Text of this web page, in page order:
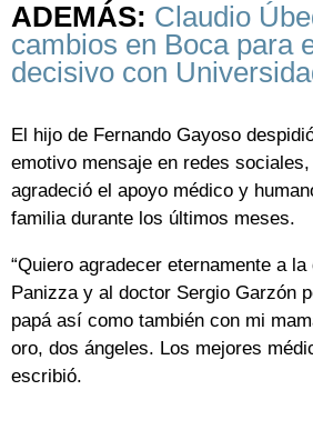
ADEMÁS: Claudio
cambios en Boca para
decisivo con
El hijo de Fernando Gayoso
emotivo mensaje en redes
agradeció el apoyo médico y
familia durante los últimos meses.
“Quiero agradecer eternamente a
Panizza y al doctor Sergio Garzón
papá así como también con mi
oro, dos ángeles. Los mejores
escribió.